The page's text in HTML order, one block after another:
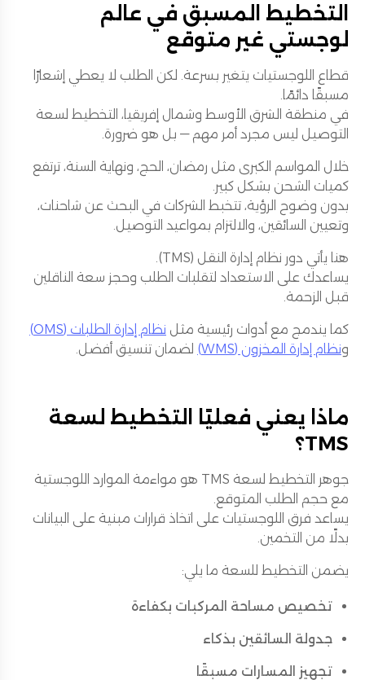
التخطيط المسبق في عالم
لوجستي غير متوقع
قطاع اللوجستيات يتغير بسرعة. لكن الطلب لا يعطي إشعارًا
مسبقًا دائمًا.
في منطقة الشرق الأوسط وشمال إفريقيا، التخطيط لسعة
التوصيل ليس مجرد أمر مهم — بل هو ضرورة.
خلال المواسم الكبرى مثل رمضان، الحج، ونهاية السنة، ترتفع
كميات الشحن بشكل كبير.
بدون وضوح الرؤية، تتخبط الشركات في البحث عن شاحنات،
وتعيين السائقين، والالتزام بمواعيد التوصيل.
هنا يأتي دور نظام إدارة النقل (TMS).
يساعدك على الاستعداد لتقلبات الطلب وحجز سعة الناقلين
قبل الزحمة.
كما يندمج مع أدوات رئيسية مثل نظام إدارة الطلبات (OMS)
ونظام إدارة المخزون (WMS) لضمان تنسيق أفضل.
ماذا يعني فعليًا التخطيط لسعة
TMS؟
جوهر التخطيط لسعة TMS هو مواءمة الموارد اللوجستية
مع حجم الطلب المتوقع.
يساعد فرق اللوجستيات على اتخاذ قرارات مبنية على البيانات
بدلًا من التخمين.
يضمن التخطيط للسعة ما يلي:
تخصيص مساحة المركبات بكفاءة
جدولة السائقين بذكاء
تجهيز المسارات مسبقًا